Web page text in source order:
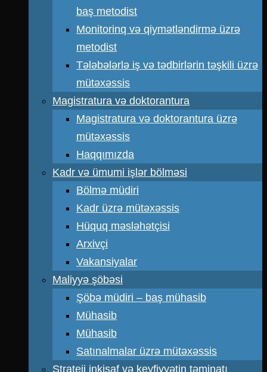
baş metodist
Monitorinq və qiymətləndirmə üzrə
metodist
Tələbələrlə iş və tədbirlərin təşkili üzrə
mütəxəssis
Magistratura və doktorantura
Magistratura və doktorantura üzrə
mütəxəssis
Haqqımızda
Kadr və ümumi işlər bölməsi
Bölmə müdiri
Kadr üzrə mütəxəssis
Hüquq məsləhətçisi
Arxivçi
Vakansiyalar
Maliyyə şöbəsi
Şöbə müdiri – baş mühasib
Mühasib
Mühasib
Satınalmalar üzrə mütəxəssis
Strateji inkişaf və keyfiyyətin təminatı